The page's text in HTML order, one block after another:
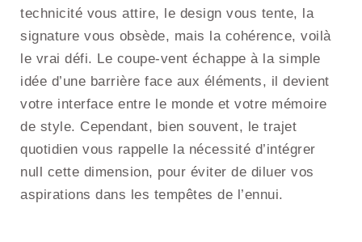
technicité vous attire, le design vous tente, la
signature vous obsède, mais la cohérence, voilà
le vrai défi. Le coupe-vent échappe à la simple
idée d’une barrière face aux éléments, il devient
votre interface entre le monde et votre mémoire
de style. Cependant, bien souvent, le trajet
quotidien vous rappelle la nécessité d’intégrer
null cette dimension, pour éviter de diluer vos
aspirations dans les tempêtes de l’ennui.